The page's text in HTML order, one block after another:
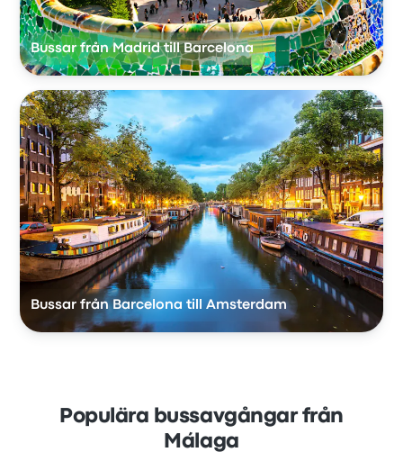
Bussar från Madrid till Barcelona
Bussar från Barcelona till Amsterdam
Populära bussavgångar från
Málaga